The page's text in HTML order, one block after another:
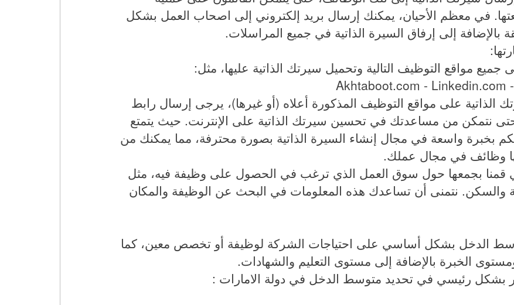
في معظم الأحيان، يمكنك إرسال بريد إلكتروني إلى اصحاب العمل بشكل
إلى إرفاق السيرة الذاتية في جميع المراسلات.
مواقع التوظيف التالية وتحميل سيرتك الذاتية عليها، مثل:
Akhtaboot.com - Linkedin.com
على مواقع التوظيف المذكورة أعلاه (أو غيرها)، يرجى إرسال رابط
نتمكن من مساعدتك في تحسين سيرتك الذاتية على الإنترنت. حيث يتمتع
بخبرة واسعة في مجال إنشاء السيرة الذاتية بصورة محترفة، مما يمكنك من
وظائف في مجال عملك.
قمنا بجمعها حول سوق العمل الذي ترغب في الحصول على وظيفة فيه، مثل
والسكن. نتمنى أن تساعدك هذه المعلومات في البحث عن الوظيفة والمكان
الدخل بشكل أساسي على احتياجات الشركة لوظيفة أو تخصص معين، كما
الخبرة بالإضافة إلى مستوى التعليم والشهادات.
بشكل رئيسي في تحديد متوسط الدخل في دولة الامارات :